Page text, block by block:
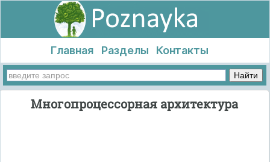
Главная Разделы Контакты
Многопроцессорная архитектура